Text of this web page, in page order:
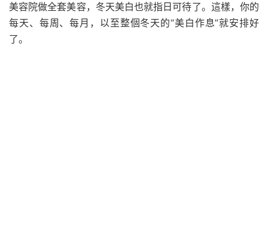
美容院做全套美容，冬天美白也就指日可待了。這樣，你的
每天、每周、每月，以至整個冬天的“美白作息”就安排好
了。